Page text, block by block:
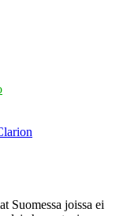
Suomessa joissa ei